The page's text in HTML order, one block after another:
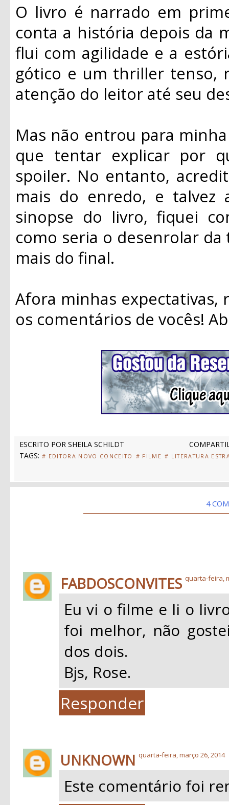
O livro é narrado em
conta a história depois da
flui com agilidade e a
gótico e um thriller tenso,
atenção do leitor até seu
Mas não entrou para
que tentar explicar por
spoiler. No entanto,
mais do enredo, e
sinopse do livro, fiquei
como seria o desenrolar
mais do final.
Afora minhas
os comentários de vocês!
ESCRITO POR SHEILA SCHILDT
TAGS: # EDITORA NOVO CONCEITO # FILME # LITERATURA
4
FABDOSCONVITES quarta-feira,
Eu vi o filme e li o
foi melhor, não
dos dois.
Bjs, Rose.
Responder
UNKNOWN quarta-feira, março 26, 2014
Este comentário foi